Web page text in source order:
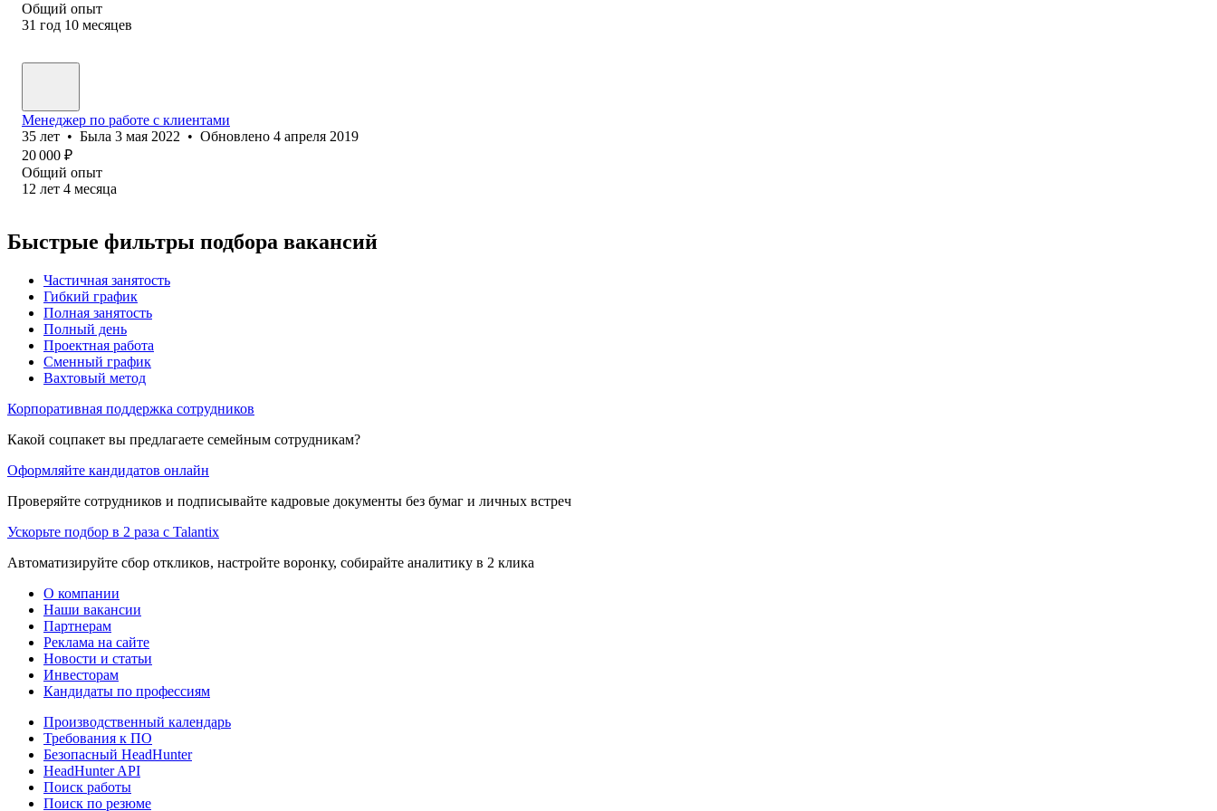
Общий опыт
31 год 10 месяцев
Менеджер по работе с клиентами
35 лет • Была 3 мая 2022 • Обновлено 4 апреля 2019
20 000 ₽
Общий опыт
12 лет 4 месяца
Быстрые фильтры подбора вакансий
Частичная занятость
Гибкий график
Полная занятость
Полный день
Проектная работа
Сменный график
Вахтовый метод
Корпоративная поддержка сотрудников
Какой соцпакет вы предлагаете семейным сотрудникам?
Оформляйте кандидатов онлайн
Проверяйте сотрудников и подписывайте кадровые документы без бумаг и личных встреч
Ускорьте подбор в 2 раза с Talantix
Автоматизируйте сбор откликов, настройте воронку, собирайте аналитику в 2 клика
О компании
Наши вакансии
Партнерам
Реклама на сайте
Новости и статьи
Инвесторам
Кандидаты по профессиям
Производственный календарь
Требования к ПО
Безопасный HeadHunter
HeadHunter API
Поиск работы
Поиск по резюме